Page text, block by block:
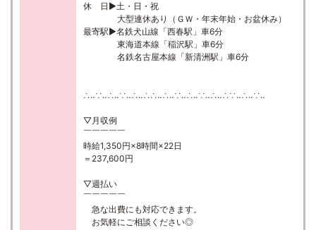
休 日▶土・日・祝
大型連休あり（ＧＷ・年末年始・お盆休み）
最寄駅▶名鉄犬山線「西春駅」車6分
東海道本線「稲沢駅」車6分
名鉄名古屋本線「新清洲駅」車6分
∴‥∵‥∴‥∵‥∴‥∴∴‥∴‥∵‥∴‥∵‥∴‥∴∵‥∴‥∵‥
▽月収例
￣￣￣￣￣
時給1,350円×8時間×22日
＝237,600円
▽週払い
￣￣￣￣￣
急な出費にも対応できます。
お気軽にご相談ください◎